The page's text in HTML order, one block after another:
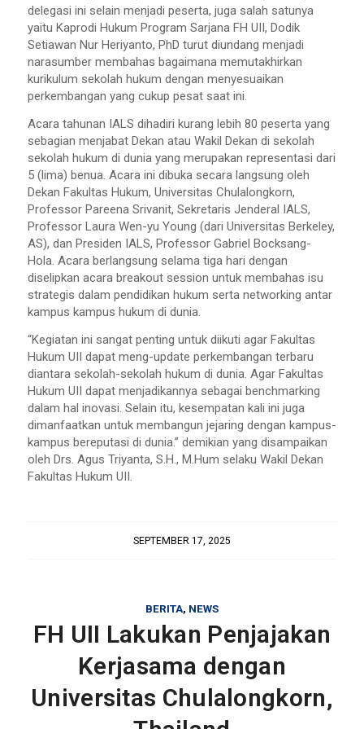
delegasi ini selain menjadi peserta, juga salah satunya
yaitu Kaprodi Hukum Program Sarjana FH UII, Dodik
Setiawan Nur Heriyanto, PhD turut diundang menjadi
narasumber membahas bagaimana memutakhirkan
kurikulum sekolah hukum dengan menyesuaikan
perkembangan yang cukup pesat saat ini.
Acara tahunan IALS dihadiri kurang lebih 80 peserta yang
sebagian menjabat Dekan atau Wakil Dekan di sekolah
sekolah hukum di dunia yang merupakan representasi dari
5 (lima) benua. Acara ini dibuka secara langsung oleh
Dekan Fakultas Hukum, Universitas Chulalongkorn,
Professor Pareena Srivanit, Sekretaris Jenderal IALS,
Professor Laura Wen-yu Young (dari Universitas Berkeley,
AS), dan Presiden IALS, Professor Gabriel Bocksang-
Hola. Acara berlangsung selama tiga hari dengan
diselipkan acara breakout session untuk membahas isu
strategis dalam pendidikan hukum serta networking antar
kampus kampus hukum di dunia.
“Kegiatan ini sangat penting untuk diikuti agar Fakultas
Hukum UII dapat meng-update perkembangan terbaru
diantara sekolah-sekolah hukum di dunia. Agar Fakultas
Hukum UII dapat menjadikannya sebagai benchmarking
dalam hal inovasi. Selain itu, kesempatan kali ini juga
dimanfaatkan untuk membangun jejaring dengan kampus-
kampus bereputasi di dunia.” demikian yang disampaikan
oleh Drs. Agus Triyanta, S.H., M.Hum selaku Wakil Dekan
Fakultas Hukum UII.
SEPTEMBER 17, 2025
BERITA, NEWS
FH UII Lakukan Penjajakan
Kerjasama dengan
Universitas Chulalongkorn,